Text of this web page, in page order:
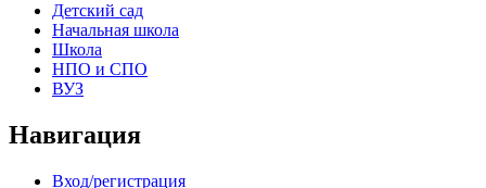
Детский сад
Начальная школа
Школа
НПО и СПО
ВУЗ
Навигация
Вход/регистрация